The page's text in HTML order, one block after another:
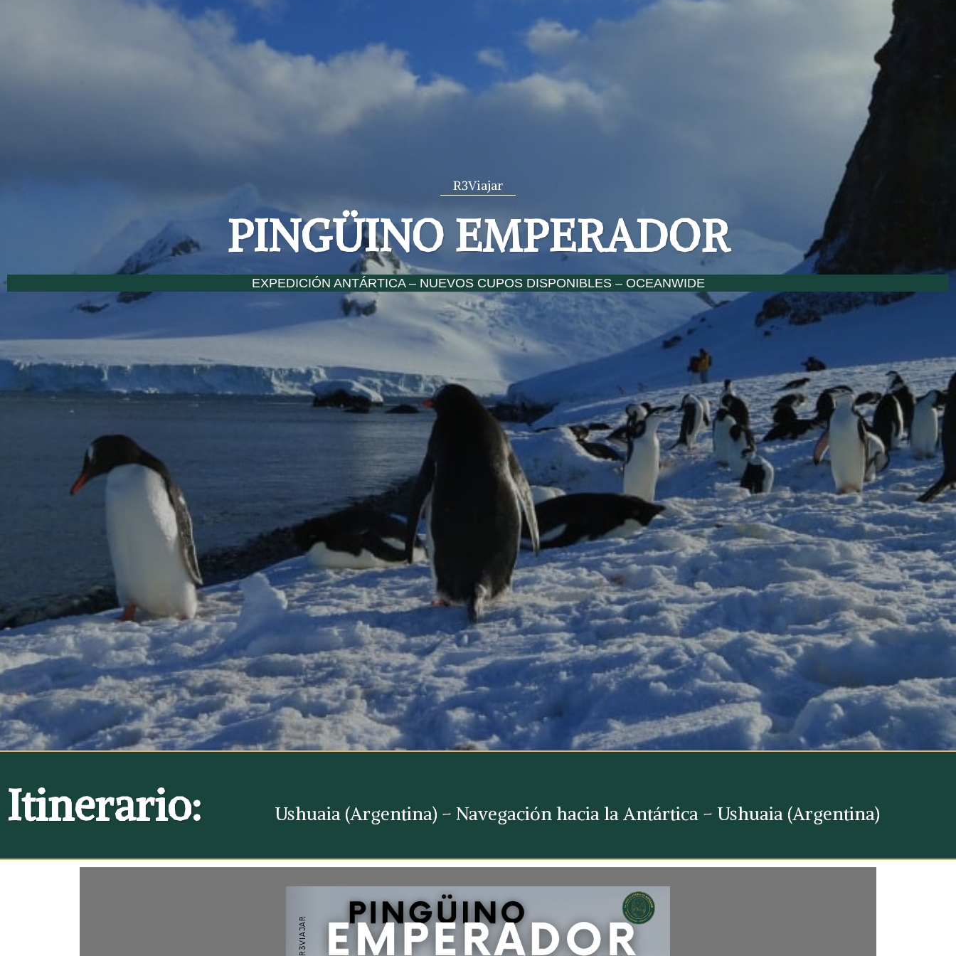
R3Viajar
PINGÜINO EMPERADOR
EXPEDICIÓN ANTÁRTICA – NUEVOS CUPOS DISPONIBLES – OCEANWIDE
Itinerario: Ushuaia (Argentina) – Navegación hacia la Antártica – Ushuaia (Argentina)